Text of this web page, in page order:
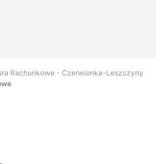
Rachunkowe - Czerwionka-Leszczyny